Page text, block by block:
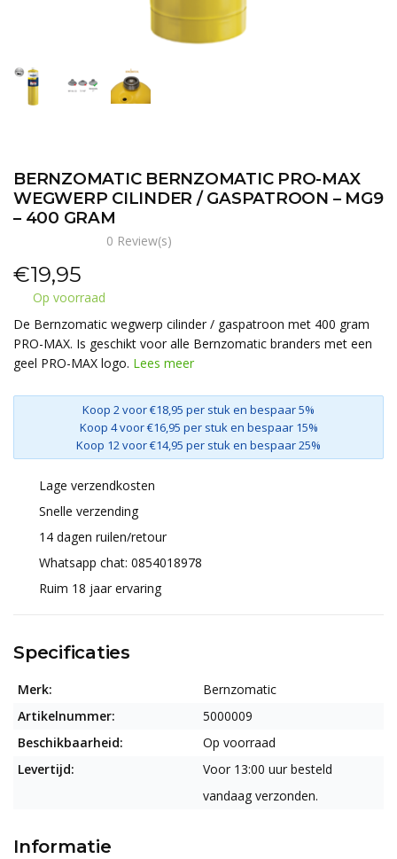
BERNZOMATIC BERNZOMATIC PRO-MAX
WEGWERP CILINDER / GASPATROON – MG9
– 400 GRAM
0 Review(s)
€19,95
Op voorraad
De Bernzomatic wegwerp cilinder / gaspatroon met 400 gram
PRO-MAX. Is geschikt voor alle Bernzomatic branders met een
geel PRO-MAX logo. Lees meer
Koop 2 voor €18,95 per stuk en bespaar 5%
Koop 4 voor €16,95 per stuk en bespaar 15%
Koop 12 voor €14,95 per stuk en bespaar 25%
Lage verzendkosten
Snelle verzending
14 dagen ruilen/retour
Whatsapp chat: 0854018978
Ruim 18 jaar ervaring
Specificaties
Merk:
Bernzomatic
Artikelnummer:
5000009
Beschikbaarheid:
Op voorraad
Levertijd:
Voor 13:00 uur besteld
vandaag verzonden.
Informatie